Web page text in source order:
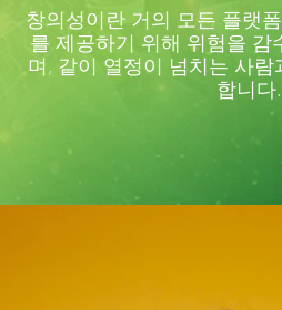
창의성이란 거의 모든 플랫
를 제공하기 위해 위험을 감
며, 같이 열정이 넘치는 사
합니다.